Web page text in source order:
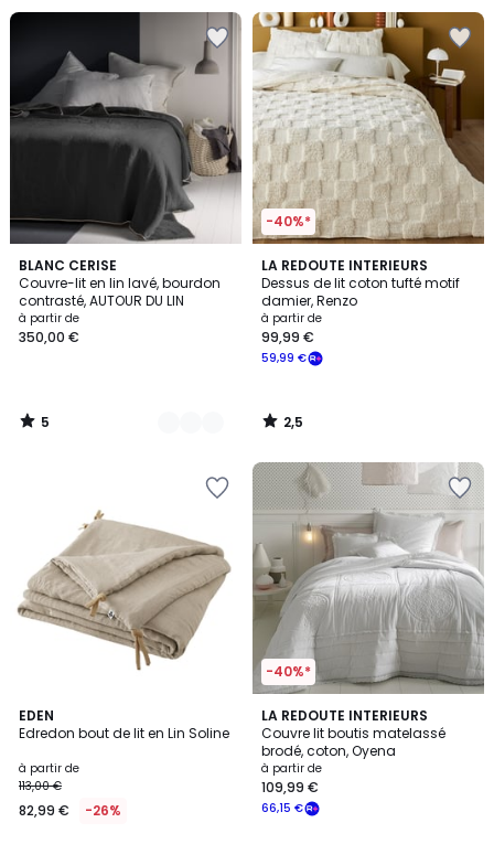
BLANC CERISE
Couvre-lit en lin lavé, bourdon
contrasté, AUTOUR DU LIN
à partir de
350,00 €
5
/
5
4
Couleurs
5
/
-40%*
LA REDOUTE INTERIEURS
Dessus de lit coton tufté motif
damier, Renzo
à partir de
59,99 €
99,99 €
2,5
/ 5
2,5
/
EDEN
Edredon bout de lit en Lin Soline
à partir de
113,00 €
82,99 € -26%
10
Couleurs
-40%*
LA REDOUTE INTERIEURS
Couvre lit boutis matelassé
brodé, coton, Oyena
à partir de
66,15 €
109,99 €
4,6
/ 5